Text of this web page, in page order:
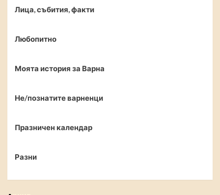
Лица, събития, факти
Любопитно
Моята история за Варна
Не/познатите варненци
Празничен календар
Разни